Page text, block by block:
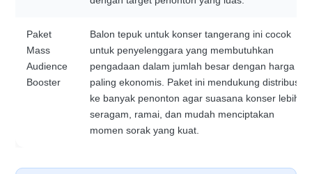
Paket
Mass
Audience
Booster
Balon tepuk untuk konser tangerang ini cocok
untuk penyelenggara yang membutuhkan
pengadaan dalam jumlah besar dengan harga
paling ekonomis. Paket ini mendukung distribusi
ke banyak penonton agar suasana konser lebih
seragam, ramai, dan mudah menciptakan
momen sorak yang kuat.